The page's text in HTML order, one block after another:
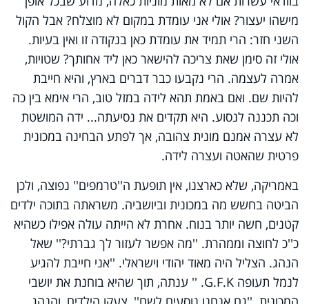
מישהו יעצור? אולי אני עומדת במקום לא מוצלח? אבל הקול
השני חזר: הרי תמיד את עומדת כאן בנקודה זו ואין בעיות.
אולי זה סימן שאת צריכה להישאר כאן ליד אחותך? שטויות,
אמרה לעצמה. הרי נקבעו כבר דברים בארץ, והיא חייבת
להיות שם. ואם באמת תהא לידה במזל טוב, הרי אימא בין כה
וכה תכננה לנסוע. היא תקדים את נסיעתה... ידה המושטת
לא עצרה אמנם מונית צהובה, אך לפתע הבחינה במכונית
פרטית שהאטה ועצרה לידה.
באמריקה, שלא כארצנו, אין תופעת ה''טרמפים'' נפוצה, ולכן
הביטה בחשש מה במכונית וביושביה. משראתה בתוכה ילדים
קטנים, חשה יותר בנוח. אחרת לא הייתה עולה אפילו כשהיא
כ''כ לחוצה וממהרת. ''מה אפשר לעזור לך גברתי?'' שאל
הנהג. הצליל היה מאוד יהודי וישראלי. ''אני חייבת להגיע
לנמל תעופה G.F.K. '' ענתה, תוך שהיא בוחנת את יושבי